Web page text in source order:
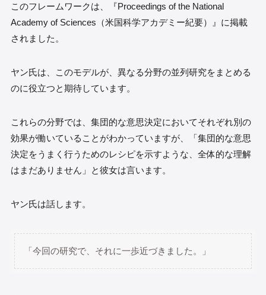
このフレームワークは、『Proceedings of the National
Academy of Sciences（米国科学アカデミー紀要）』に掲載
されました。
ヤン氏は、このモデルが、異なる分野の並列研究をまとめる
のに役立つと期待しています。
これらの分野では、集団的な意思決定においてそれぞれ別の
効果が働いていることがわかっていますが、「集団的な意思
決定をうまく行うためのレシピを示すような、全体的な理解
はまだありません」と彼女は言います。
ヤン氏は話します。
「今回の研究で、それに一歩近づきました。」